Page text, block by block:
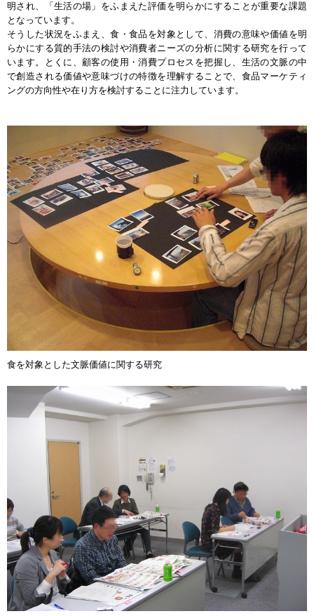
明され、「生活の場」をふまえた評価を明らかにすることが重要な課題
となっています。
そうした状況をふまえ、食・食品を対象として、消費の意味や価値を明
らかにする質的手法の検討や消費者ニーズの分析に関する研究を行って
います。とくに、顧客の使用・消費プロセスを把握し、生活の文脈の中
で創造される価値や意味づけの特徴を理解することで、食品マーケティ
ングの方向性や在り方を検討することに注力しています。
食を対象とした文脈価値に関する研究